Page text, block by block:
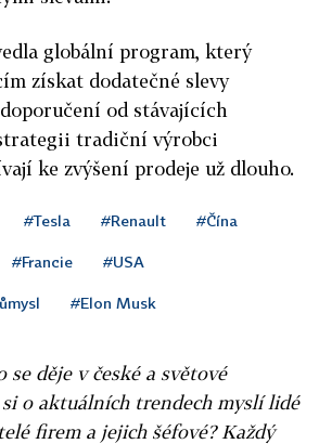
globální program, který
získat dodatečné slevy
od stávajících
tradiční výrobci
ke zvýšení prodeje už dlouho.
#Tesla #Renault #Čína
#Francie #USA
#Elon Musk
se děje v české a světové
si o aktuálních trendech myslí lidé
firem a jejich šéfové? Každý